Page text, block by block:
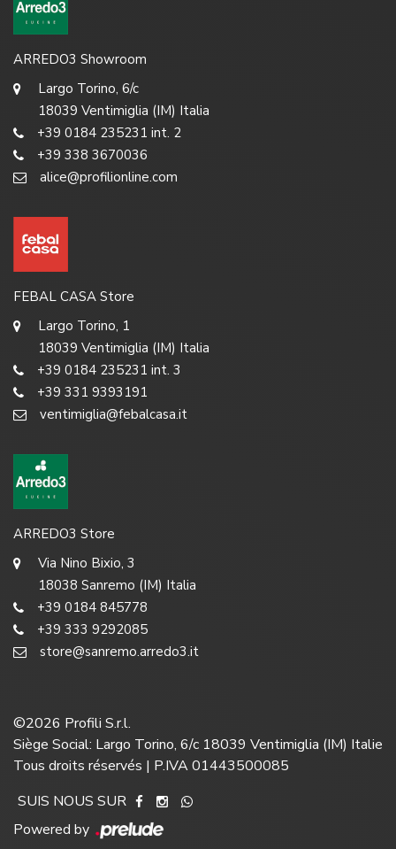
ARREDO3 Showroom
Largo Torino, 6/c
18039 Ventimiglia (IM) Italia
+39 0184 235231 int. 2
+39 338 3670036
alice@profilionline.com
FEBAL CASA Store
Largo Torino, 1
18039 Ventimiglia (IM) Italia
+39 0184 235231 int. 3
+39 331 9393191
ventimiglia@febalcasa.it
ARREDO3 Store
Via Nino Bixio, 3
18038 Sanremo (IM) Italia
+39 0184 845778
+39 333 9292085
store@sanremo.arredo3.it
©2026 Profili S.r.l.
Siège Social: Largo Torino, 6/c 18039 Ventimiglia (IM) Italie
Tous droits réservés | P.IVA 01443500085
SUIS NOUS SUR
Powered by